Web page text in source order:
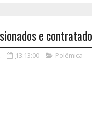
e
13:13:00 Polêmica